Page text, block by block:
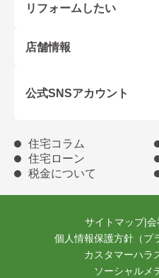
リフォームしたい
店舗情報
公式SNSアカウント
住宅コラム
住宅ローン
税金について
サイトマップ|会
個人情報保護方針（プ
カスタマーハラ
ソーシャルメ